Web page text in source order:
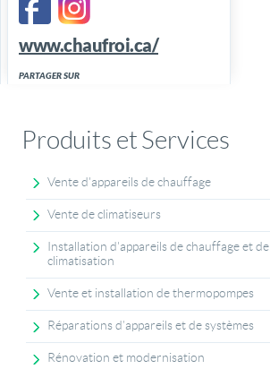
www.chaufroi.ca/
PARTAGER SUR
Produits et Services
Vente d'appareils de chauffage
Vente de climatiseurs
Installation d'appareils de chauffage et de
climatisation
Vente et installation de thermopompes
Réparations d’appareils et de systèmes
Rénovation et modernisation